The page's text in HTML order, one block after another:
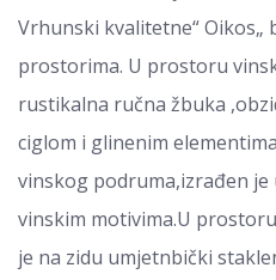
Vrhunski kvalitetne“ Oikos„
prostorima. U prostoru
rustikalna ručna žbuka
ciglom i glinenim
vinskog podruma,izrađen je
vinskim motivima.U
je na zidu umjetnbički